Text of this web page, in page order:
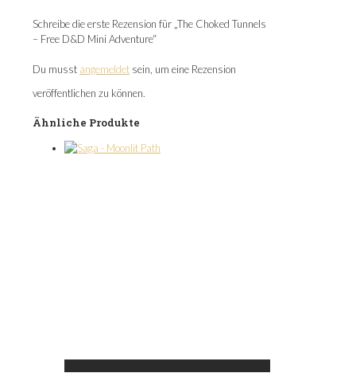
Schreibe die erste Rezension für „The Choked Tunnels
– Free D&D Mini Adventure“
Du musst angemeldet sein, um eine Rezension
veröffentlichen zu können.
Ähnliche Produkte